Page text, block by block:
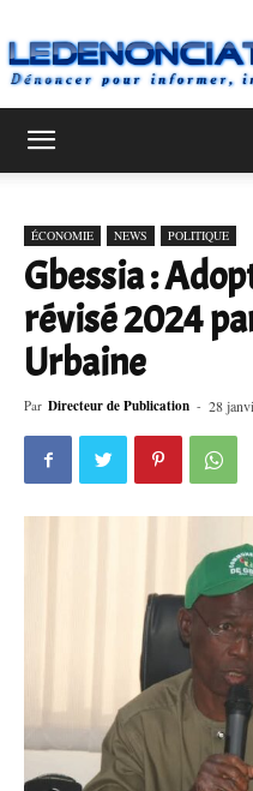
ÉCONOMIE NEWS POLITIQUE
Gbessia :
révisé 2024
Urbaine
Par Directeur de Publication - 28